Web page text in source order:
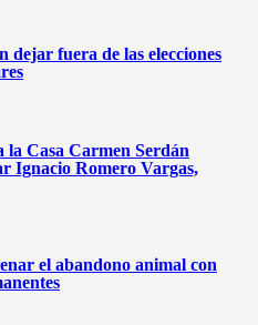
dejar fuera de las elecciones
Casa Carmen Serdán
Ignacio Romero Vargas,
el abandono animal con